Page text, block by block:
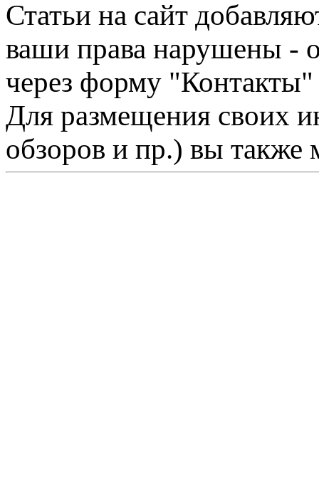
Статьи на сайт
ваши права нарушены -
через форму "Контакты"
Для размещения своих
обзоров и пр.) вы также